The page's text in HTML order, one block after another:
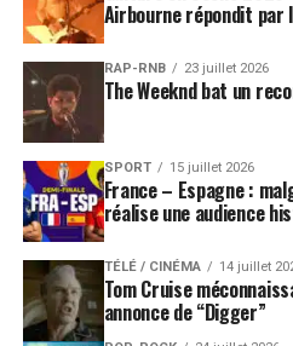
encore un album) et entame
tournée acoustique : il s'y
plupart du temps, entouré de
piano et d'un clavier.
SUJETS ASSOCIÉS: DAMIEN SAEZ
Airbourne répondit par
RAP-RNB 23 juillet 2026
The Weeknd bat un
SPORT 15 juillet 2026
France – Espagne :
réalise une audience
TÉLÉ / CINÉMA 14 juillet
Tom Cruise
annonce de “Digger”